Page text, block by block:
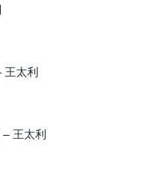
王太利
王太利